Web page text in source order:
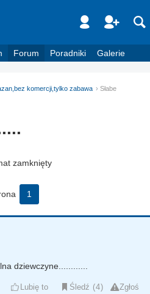
Forum Poradniki Galerie
komercji,tylko zabawa
Słabe
zamknięty
1
dziewczyne............
Lubię to Śledź 4 Zgłoś